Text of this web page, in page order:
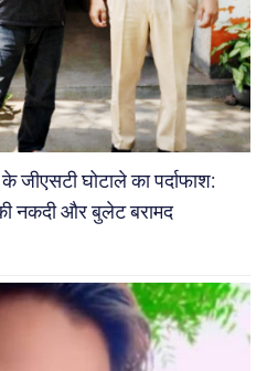
घोटाले का पर्दाफाश:
नकदी और बुलेट बरामद